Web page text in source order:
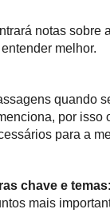
notas sobre
melhor.
quando
por isso
para a
chave e temas:
mais